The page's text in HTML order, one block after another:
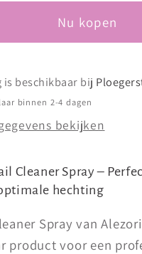
(Spray)
150ml
Nu kopen
is beschikbaar bij
binnen 2-4 dagen
bekijken
Cleaner Spray –
hechting
Spray vanAlezori
product voor een